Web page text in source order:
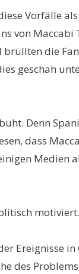
Vorfälle
von Maccabi
die
geschah
Denn
dass
Medien
motiviert.
Ereignisse in
des